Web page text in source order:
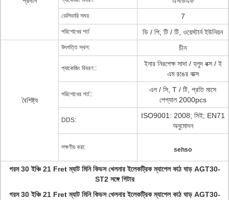
ডেলিভারি সময় 7
পরিশোধের শর্ত ডি / পি, টি / টি, ওয়েস্টার্ন ইউনিয়ন
বৈশিষ্ট্য
উৎপত্তি স্থল: চীন
প্যাকেজিং বিবরণ::
ইনার নিরপেক্ষ সাদা / হলুদ বক্স / ই
এম রঙের বাক্স
পরিশোধের শর্ত::
এল / সি, T / টি, প্রতি মাসে
পেপ্যাল ​​2000pcs
DDS:
ISO9001: 2008; সিই; EN71
অনুমোদন
লক্ষণীয় করা: sehso
গরম 30 ইঞ্চি 21 Fret ম্যাট মিনি কিডস খেলনার ইলেকট্রিক ম্যাপেল কাঠ ঘাড় AGT30-
ST2 সঙ্গে গিটার
গরম 30 ইঞ্চি 21 Fret ম্যাট মিনি কিডস খেলনার ইলেকট্রিক ম্যাপেল কাঠ ঘাড় AGT30-